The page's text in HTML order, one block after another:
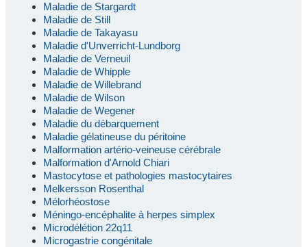
Maladie de Stargardt
Maladie de Still
Maladie de Takayasu
Maladie d'Unverricht-Lundborg
Maladie de Verneuil
Maladie de Whipple
Maladie de Willebrand
Maladie de Wilson
Maladie de Wegener
Maladie du débarquement
Maladie gélatineuse du péritoine
Malformation artério-veineuse cérébrale
Malformation d'Arnold Chiari
Mastocytose et pathologies mastocytaires
Melkersson Rosenthal
Mélorhéostose
Méningo-encéphalite à herpes simplex
Microdélétion 22q11
Microgastrie congénitale